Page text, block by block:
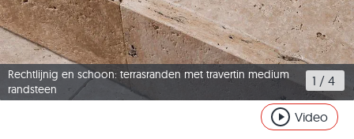
Rechtlijnig en schoon: terrasranden met travertin medium
randsteen
1 / 4
Video